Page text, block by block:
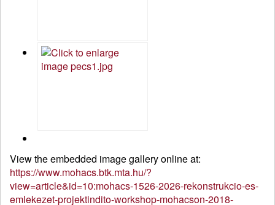
View the embedded image gallery online at:
https://www.mohacs.btk.mta.hu/?
view=article&id=10:mohacs-1526-2026-rekonstrukcio-es-
emlekezet-projektindito-workshop-mohacson-2018-